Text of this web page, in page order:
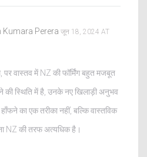
Kumara Perera जून 18, 2024 AT
पर वास्तव में NZ की फॉर्मिंग बहुत मजबूत
की स्थिति में है, उनके नए खिलाड़ी अनुभव
का एक तरीका नहीं, बल्कि वास्तविक
NZ की तरफ अत्यधिक है।